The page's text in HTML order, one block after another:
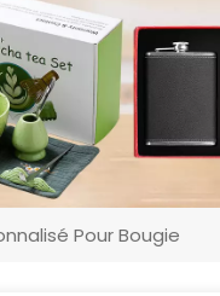
Pour Bougie